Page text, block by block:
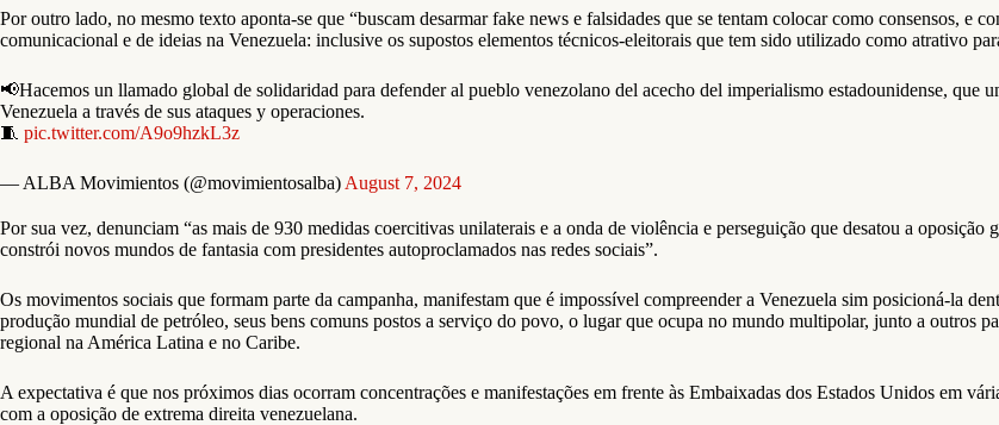
Por outro lado, no mesmo texto aponta-se que “buscam desarmar fake news e falsidades que se tentam colocar como consensos, e
comunicacional e de ideias na Venezuela: inclusive os supostos elementos técnicos-eleitorais que tem sido utilizado como atrativo
📢Hacemos un llamado global de solidaridad para defender al pueblo venezolano del acecho del imperialismo estadounidense, que
Venezuela a través de sus ataques y operaciones.
🧵 pic.twitter.com/A9o9hzkL3z
— ALBA Movimientos (@movimientosalba) August 7, 2024
Por sua vez, denunciam “as mais de 930 medidas coercitivas unilaterais e a onda de violência e perseguição que desatou a
constrói novos mundos de fantasia com presidentes autoproclamados nas redes sociais”.
Os movimentos sociais que formam parte da campanha, manifestam que é impossível compreender a Venezuela sim posicioná-la
produção mundial de petróleo, seus bens comuns postos a serviço do povo, o lugar que ocupa no mundo multipolar, junto a outros
regional na América Latina e no Caribe.
A expectativa é que nos próximos dias ocorram concentrações e manifestações em frente às Embaixadas dos Estados Unidos em
com a oposição de extrema direita venezuelana.